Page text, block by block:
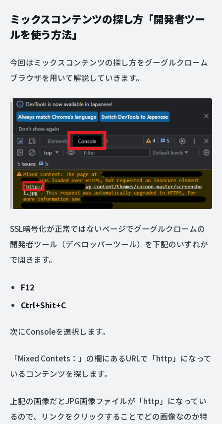
ミックスコンテンツの探し方「開発者ツー
ルを使う方法」
今回はミックスコンテンツの探し方をグーグルクローム
ブラウザを用いて解説していきます。
SSL暗号化が正常ではないページでグーグルクロームの
開発者ツール（デベロッパーツール）を下記のいずれか
で開きます。
F12
Ctrl+Shit+C
次にConsoleを選択します。
「Mixed Contets：」の欄にあるURLで「http」になって
いるコンテンツを探します。
上記の画像だとJPG画像ファイルが「http」になってい
るので、リンクをクリックすることでどの画像なのか特